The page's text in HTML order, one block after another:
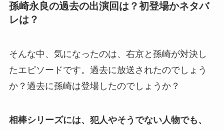
孫崎永良の過去の出演回は？初登場かネタバ
レは？
そんな中、気になったのは、右京と孫崎が対決し
たエピソードです。過去に放送されたのでしょう
か？過去に孫崎は登場したのでしょうか？
相棒シリーズには、犯人やそうでない人物でも、